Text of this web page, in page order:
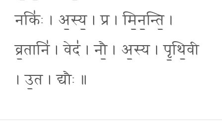
नकिः॑ । अ॒स्य॒ । प्र । मि॒न॒न्ति॒ ।
व्र॒तानि॑ । वेद॑ । नौ॒ । अ॒स्य । पृ॒थि॒वी
। उ॒त । द्यौः ॥